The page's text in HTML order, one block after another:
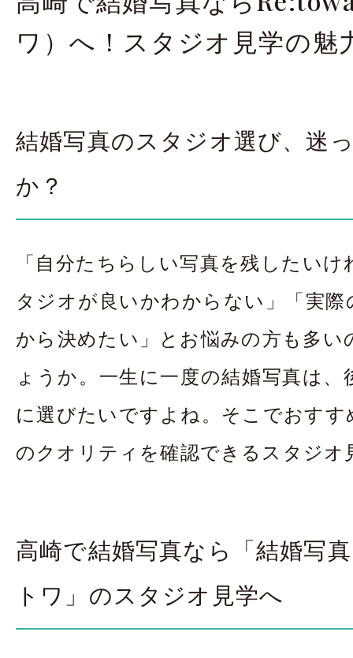
LINEで予約・相
来店のご予約
アクセス
ワ）へ！スタジオ見学の魅
結婚写真のスタジオ選び、迷
か？
「自分たちらしい写真を残したい
タジオが良いかわからない」「実
から決めたい」とお悩みの方も多い
ょうか。一生に一度の結婚写真は
に選びたいですよね。そこでおすす
のクオリティを確認できるスタジオ
高崎で結婚写真なら「結婚写
トワ」のスタジオ見学へ